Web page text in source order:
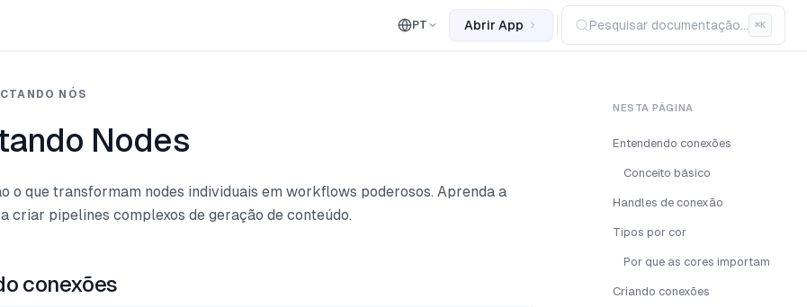
PT Abrir App Pesquisar documentação... ⌘K
NÓS
Nodes
o que transformam nodes individuais em workflows poderosos. Aprenda a
criar pipelines complexos de geração de conteúdo.
conexões
NESTA PÁGINA
Entendendo conexões
Conceito básico
Handles de conexão
Tipos por cor
Por que as cores importam
Criando conexões